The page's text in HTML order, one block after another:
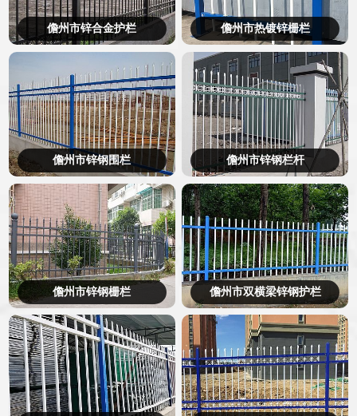
儋州市锌合金护栏 儋州市热镀锌栅栏
儋州市锌钢围栏 儋州市锌钢栏杆
儋州市锌钢栅栏 儋州市双横梁锌钢护栏